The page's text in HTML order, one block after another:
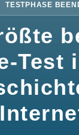
TESTPHASE
Test